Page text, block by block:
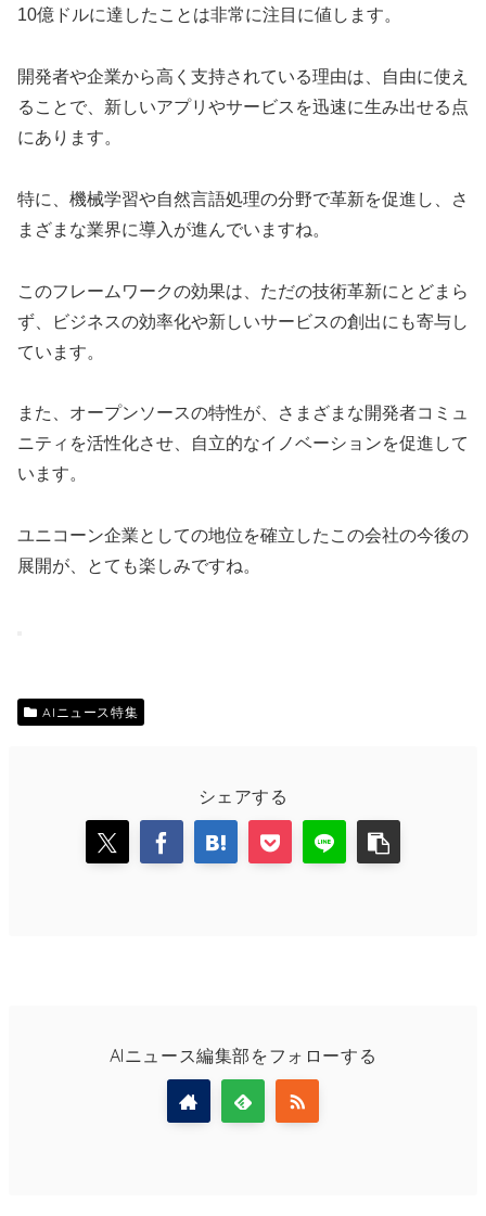
10億ドルに達したことは非常に注目に値します。
開発者や企業から高く支持されている理由は、自由に使え
ることで、新しいアプリやサービスを迅速に生み出せる点
にあります。
特に、機械学習や自然言語処理の分野で革新を促進し、さ
まざまな業界に導入が進んでいますね。
このフレームワークの効果は、ただの技術革新にとどまら
ず、ビジネスの効率化や新しいサービスの創出にも寄与し
ています。
また、オープンソースの特性が、さまざまな開発者コミュ
ニティを活性化させ、自立的なイノベーションを促進して
います。
ユニコーン企業としての地位を確立したこの会社の今後の
展開が、とても楽しみですね。
AIニュース特集
シェアする
AIニュース編集部をフォローする